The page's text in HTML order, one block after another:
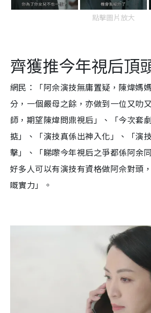
點擊圖片放大
齊獲推今年視后頂
網民：「阿佘演技無庸置疑，陳煒媽
分，一個嚴母之餘，亦做到一位又叻
師，期望陳煒問鼎視后」、「今次套
掂」、「演技真係出神入化」、「演
擊」、「睇嚟今年視后之爭都係阿余
好多人可以有演技有資格做阿佘對頭
嘅實力」。